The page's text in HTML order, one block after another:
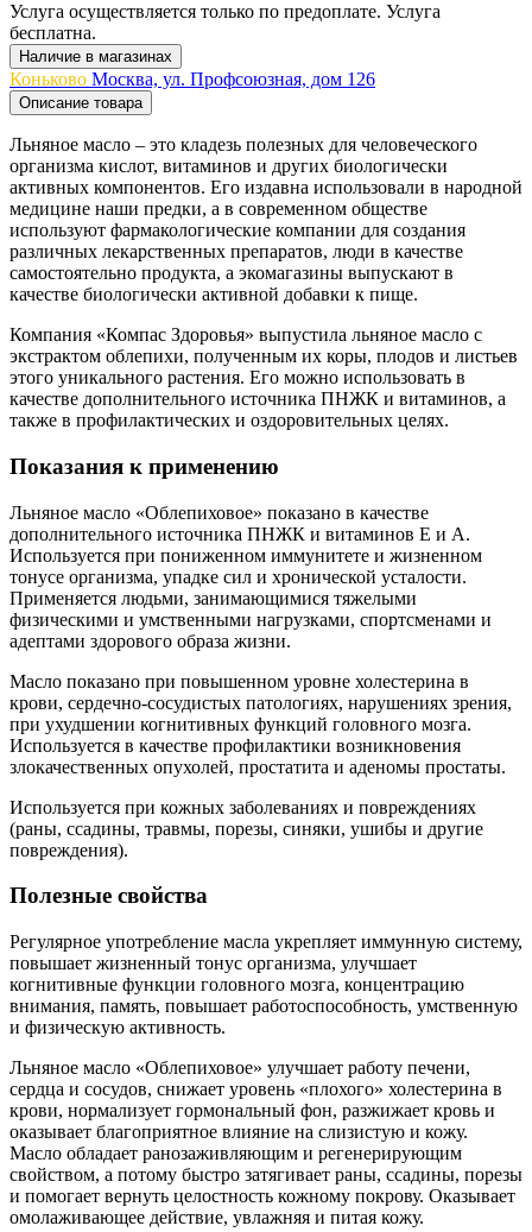
Услуга осуществляется только по предоплате. Услуга
бесплатна.
Наличие в магазинах
Коньково Москва, ул. Профсоюзная, дом 126
Описание товара
Льняное масло – это кладезь полезных для человеческого
организма кислот, витаминов и других биологически
активных компонентов. Его издавна использовали в народной
медицине наши предки, а в современном обществе
используют фармакологические компании для создания
различных лекарственных препаратов, люди в качестве
самостоятельно продукта, а экомагазины выпускают в
качестве биологически активной добавки к пище.
Компания «Компас Здоровья» выпустила льняное масло с
экстрактом облепихи, полученным их коры, плодов и листьев
этого уникального растения. Его можно использовать в
качестве дополнительного источника ПНЖК и витаминов, а
также в профилактических и оздоровительных целях.
Показания к применению
Льняное масло «Облепиховое» показано в качестве
дополнительного источника ПНЖК и витаминов Е и А.
Используется при пониженном иммунитете и жизненном
тонусе организма, упадке сил и хронической усталости.
Применяется людьми, занимающимися тяжелыми
физическими и умственными нагрузками, спортсменами и
адептами здорового образа жизни.
Масло показано при повышенном уровне холестерина в
крови, сердечно-сосудистых патологиях, нарушениях зрения,
при ухудшении когнитивных функций головного мозга.
Используется в качестве профилактики возникновения
злокачественных опухолей, простатита и аденомы простаты.
Используется при кожных заболеваниях и повреждениях
(раны, ссадины, травмы, порезы, синяки, ушибы и другие
повреждения).
Полезные свойства
Регулярное употребление масла укрепляет иммунную систему,
повышает жизненный тонус организма, улучшает
когнитивные функции головного мозга, концентрацию
внимания, память, повышает работоспособность, умственную
и физическую активность.
Льняное масло «Облепиховое» улучшает работу печени,
сердца и сосудов, снижает уровень «плохого» холестерина в
крови, нормализует гормональный фон, разжижает кровь и
оказывает благоприятное влияние на слизистую и кожу.
Масло обладает ранозаживляющим и регенерирующим
свойством, а потому быстро затягивает раны, ссадины, порезы
и помогает вернуть целостность кожному покрову. Оказывает
омолаживающее действие, увлажняя и питая кожу.